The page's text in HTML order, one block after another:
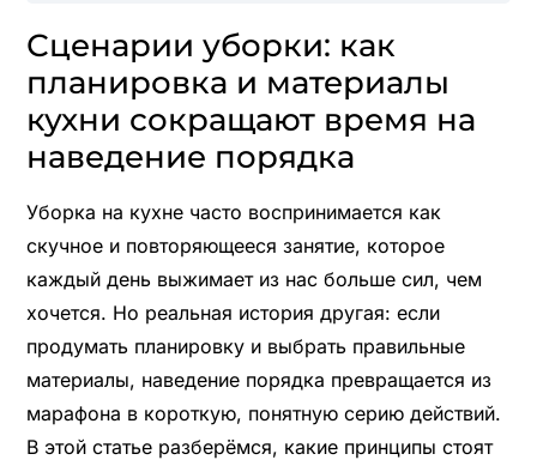
Сценарии уборки: как
планировка и материалы
кухни сокращают время на
наведение порядка
Уборка на кухне часто воспринимается как
скучное и повторяющееся занятие, которое
каждый день выжимает из нас больше сил, чем
хочется. Но реальная история другая: если
продумать планировку и выбрать правильные
материалы, наведение порядка превращается из
марафона в короткую, понятную серию действий.
В этой статье разберёмся, какие принципы стоят